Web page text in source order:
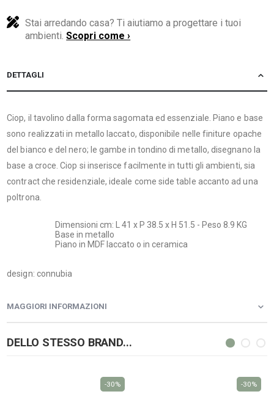
Stai arredando casa? Ti aiutiamo a progettare i tuoi
ambienti.Scopri come ›
DETTAGLI
Ciop, il tavolino dalla forma sagomata ed essenziale. Piano e base
sono realizzati in metallo laccato, disponibile nelle finiture opache
del bianco e del nero; le gambe in tondino di metallo, disegnano la
base a croce. Ciop si inserisce facilmente in tutti gli ambienti, sia
contract che residenziale, ideale come side table accanto ad una
poltrona.
Dimensioni cm: L 41 x P 38.5 x H 51.5 - Peso 8.9 KG
Base in metallo
Piano in MDF laccato o in ceramica
design: connubia
MAGGIORI INFORMAZIONI
DELLO STESSO BRAND...
-30% -30%